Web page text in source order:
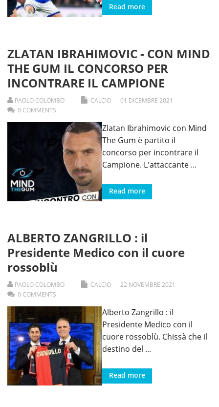
Read more
ZLATAN IBRAHIMOVIC - CON MIND
THE GUM IL CONCORSO PER
INCONTRARE IL CAMPIONE
PAOLO COLOMBO CALCIO 01 DICEMBRE 2021
0 COMMENTS
Zlatan Ibrahimovic con Mind
The Gum è partito il
concorso per incontrare il
Campione. L'attaccante ...
Read more
ALBERTO ZANGRILLO : il
Presidente Medico con il cuore
rossoblù
PAOLO COLOMBO CALCIO 22 NOVEMBRE 2021
0 COMMENTS
Alberto Zangrillo : il
Presidente Medico con il
cuore rossoblù. Chissà che il
destino del ...
Read more